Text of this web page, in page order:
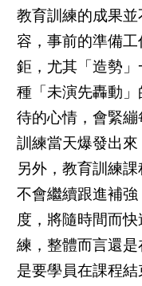
教育訓練的成果
容，事前的準備
鉅，尤其「造勢
種「未演先轟動
待的心情，會緊
訓練當天爆發出來
另外，教育訓練
不會繼續跟進補
度，將隨時間而
練，整體而言還
是要學員在課程